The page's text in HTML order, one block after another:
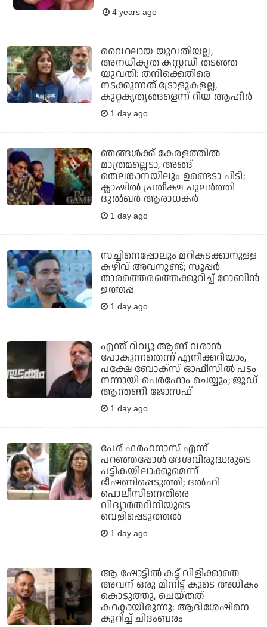
4 years ago
വൈറലായ യുവതിയല്ല,
അനധികൃത കസ്റ്റഡി തടഞ്ഞ
യുവതി: തനിക്കെതിരെ
നടക്കുന്നത് ട്രോളുകളല്ല,
കുറ്റകൃത്യങ്ങളെന്ന് റിയ ആഹിര്‍
1 day ago
ഞങ്ങള്‍ക്ക് കേരളത്തില്‍
മാത്രമല്ലെടാ, അങ്ങ്
തെലങ്കാനയിലും ഉണ്ടെടാ പിടി;
ക്ലാഷില്‍ പ്രതീക്ഷ പുലര്‍ത്തി
ദുല്‍ഖര്‍ ആരാധകര്‍
1 day ago
സച്ചിനെപ്പോലും മറികടക്കാനുള്ള
കഴിവ് അവനുണ്ട്; സൂപ്പര്‍
താരത്തെരത്തെക്കുറിച്ച് റോബിന്‍
ഉത്തപ്പ
1 day ago
എന്ത് റിവ്യൂ ആണ് വരാന്‍
പോകുന്നതെന്ന് എനിക്കറിയാം,
പക്ഷേ ബോക്‌സ് ഓഫീസില്‍ പടം
നന്നായി പെര്‍ഫോം ചെയ്യും; ജൂഡ്
ആന്തണി ജോസഫ്
1 day ago
പേര് ഫര്‍ഹനാസ് എന്ന്
പറഞ്ഞപ്പോള്‍ ദേശവിരുദ്ധരുടെ
പട്ടികയിലാക്കുമെന്ന്
ഭീഷണിപ്പെടുത്തി; ദല്‍ഹി
പൊലീസിനെതിരെ
വിദ്യാര്‍ത്ഥിനിയുടെ
വെളിപ്പെടുത്തല്‍
1 day ago
ആ ഷോട്ടില്‍ കട്ട് വിളിക്കാതെ
അവന് ഒരു മിനിട്ട് കൂടെ അധികം
കൊടുത്തു, ചെയ്തത്
കറക്ടായിരുന്നു; ആദിശേഷിനെ
കുറിച്ച് ചിദംബരം